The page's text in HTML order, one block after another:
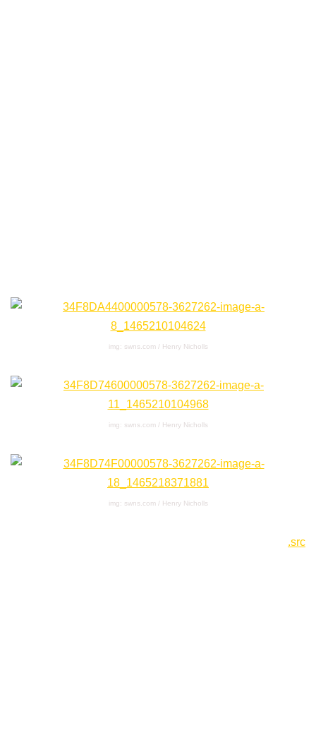
img: swns.com / Henry Nicholls
img: swns.com / Henry Nicholls
img: swns.com / Henry Nicholls
.src